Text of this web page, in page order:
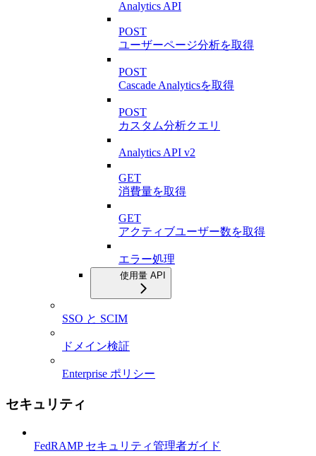
Analytics API
POST
ユーザーページ分析を取得
POST
Cascade Analyticsを取得
POST
カスタム分析クエリ
Analytics API v2
GET
消費量を取得
GET
アクティブユーザー数を取得
エラー処理
使用量 API
SSO と SCIM
ドメイン検証
Enterprise ポリシー
セキュリティ
FedRAMP セキュリティ管理者ガイド